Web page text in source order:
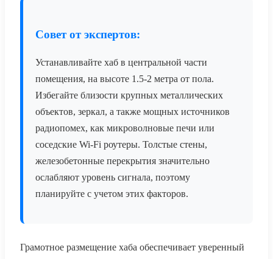
Совет от экспертов:
Устанавливайте хаб в центральной части
помещения, на высоте 1.5-2 метра от пола.
Избегайте близости крупных металлических
объектов, зеркал, а также мощных источников
радиопомех, как микроволновые печи или
соседские Wi-Fi роутеры. Толстые стены,
железобетонные перекрытия значительно
ослабляют уровень сигнала, поэтому
планируйте с учетом этих факторов.
Грамотное размещение хаба обеспечивает уверенный